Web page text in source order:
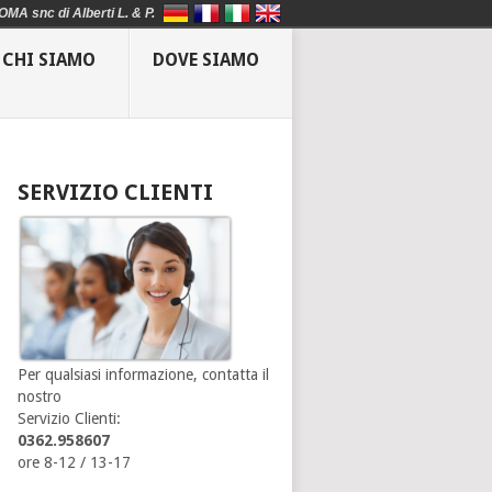
CHI SIAMO DOVE SIAMO
SERVIZIO CLIENTI
Per qualsiasi informazione, contatta il
nostro
Servizio Clienti:
0362.958607
ore 8-12 / 13-17
snc di Alberti L. & P.